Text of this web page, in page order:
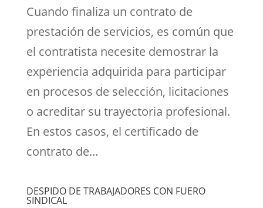
Cuando finaliza un contrato de
prestación de servicios, es común que
el contratista necesite demostrar la
experiencia adquirida para participar
en procesos de selección, licitaciones
o acreditar su trayectoria profesional.
En estos casos, el certificado de
contrato de...
DESPIDO DE TRABAJADORES CON FUERO
SINDICAL